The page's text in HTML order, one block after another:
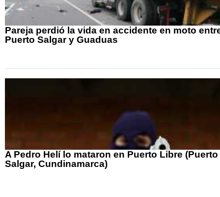
Pareja perdió la vida en accidente en moto
Puerto Salgar y Guaduas
A Pedro Helí lo mataron en Puerto Libre (Puerto
Salgar, Cundinamarca)